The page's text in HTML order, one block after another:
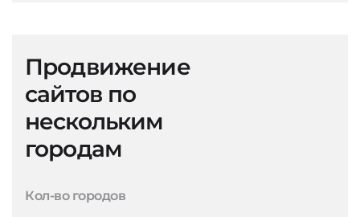
Продвижение
сайтов по
нескольким
городам
Кол-во городов